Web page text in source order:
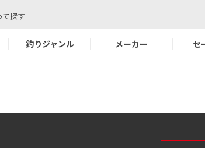
探す
釣りジャンル メーカー セ